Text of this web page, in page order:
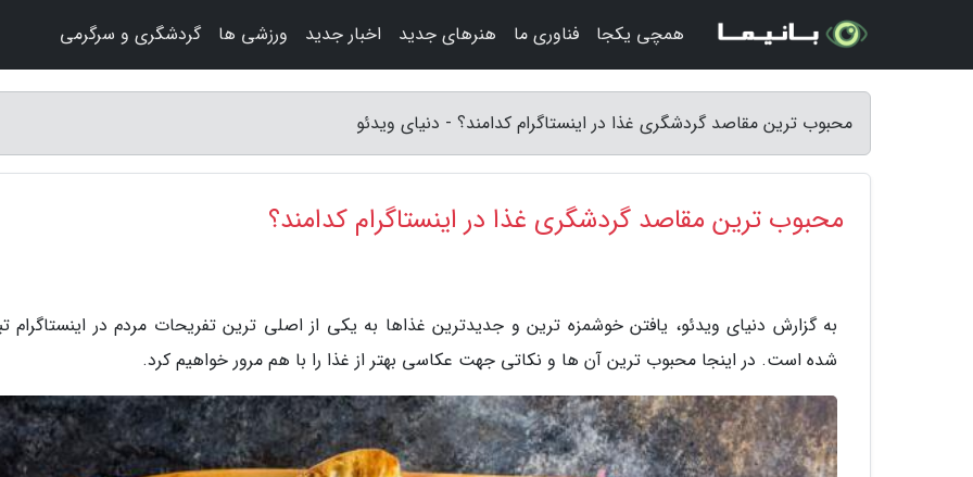
محبوب ترین مقاصد گردشگری غذا در اینستاگرام کدامند؟ - دنیای ویدئو
محبوب ترین مقاصد گردشگری غذا در اینستاگرام کدامند؟
به گزارش دنیای ویدئو، یافتن خوشمزه ترین و جدیدترین غذاها به یکی از اصلی ترین تفریحات مردم در اینستاگرام
شده است. در اینجا محبوب ترین آن ها و نکاتی جهت عکاسی بهتر از غذا را با هم مرور خواهیم کرد.
همچی یکجا فناوری ما هنرهای جدید اخبار جدید ورزشی ها گردشگری و سرگرمی